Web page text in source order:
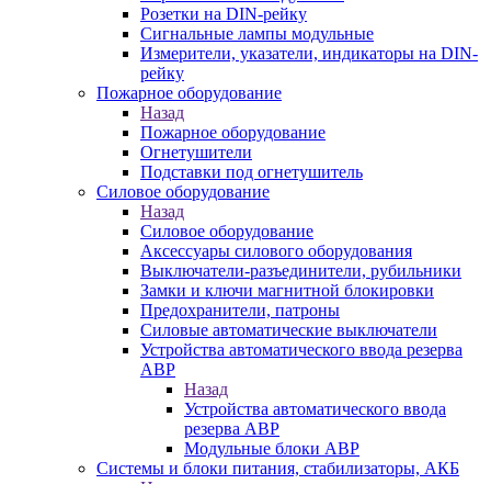
Розетки на DIN-рейку
Сигнальные лампы модульные
Измерители, указатели, индикаторы на DIN-
рейку
Пожарное оборудование
Назад
Пожарное оборудование
Огнетушители
Подставки под огнетушитель
Силовое оборудование
Назад
Силовое оборудование
Аксессуары силового оборудования
Выключатели-разъединители, рубильники
Замки и ключи магнитной блокировки
Предохранители, патроны
Силовые автоматические выключатели
Устройства автоматического ввода резерва
АВР
Назад
Устройства автоматического ввода
резерва АВР
Модульные блоки АВР
Системы и блоки питания, стабилизаторы, АКБ